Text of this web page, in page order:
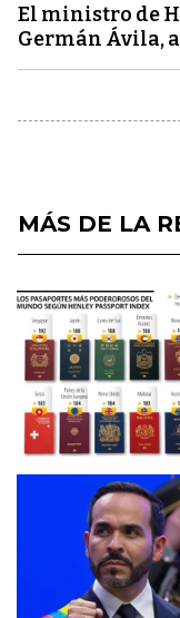
El ministro de
Germán Ávila,
MÁS DE LA